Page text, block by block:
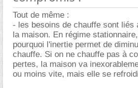
Tout de même :
- les besoins de chauffe sont liés
la maison. En régime
pourquoi l'inertie permet de
chauffe. Si on ne chauffe pas à
pertes, la maison va
ou moins vite, mais elle se